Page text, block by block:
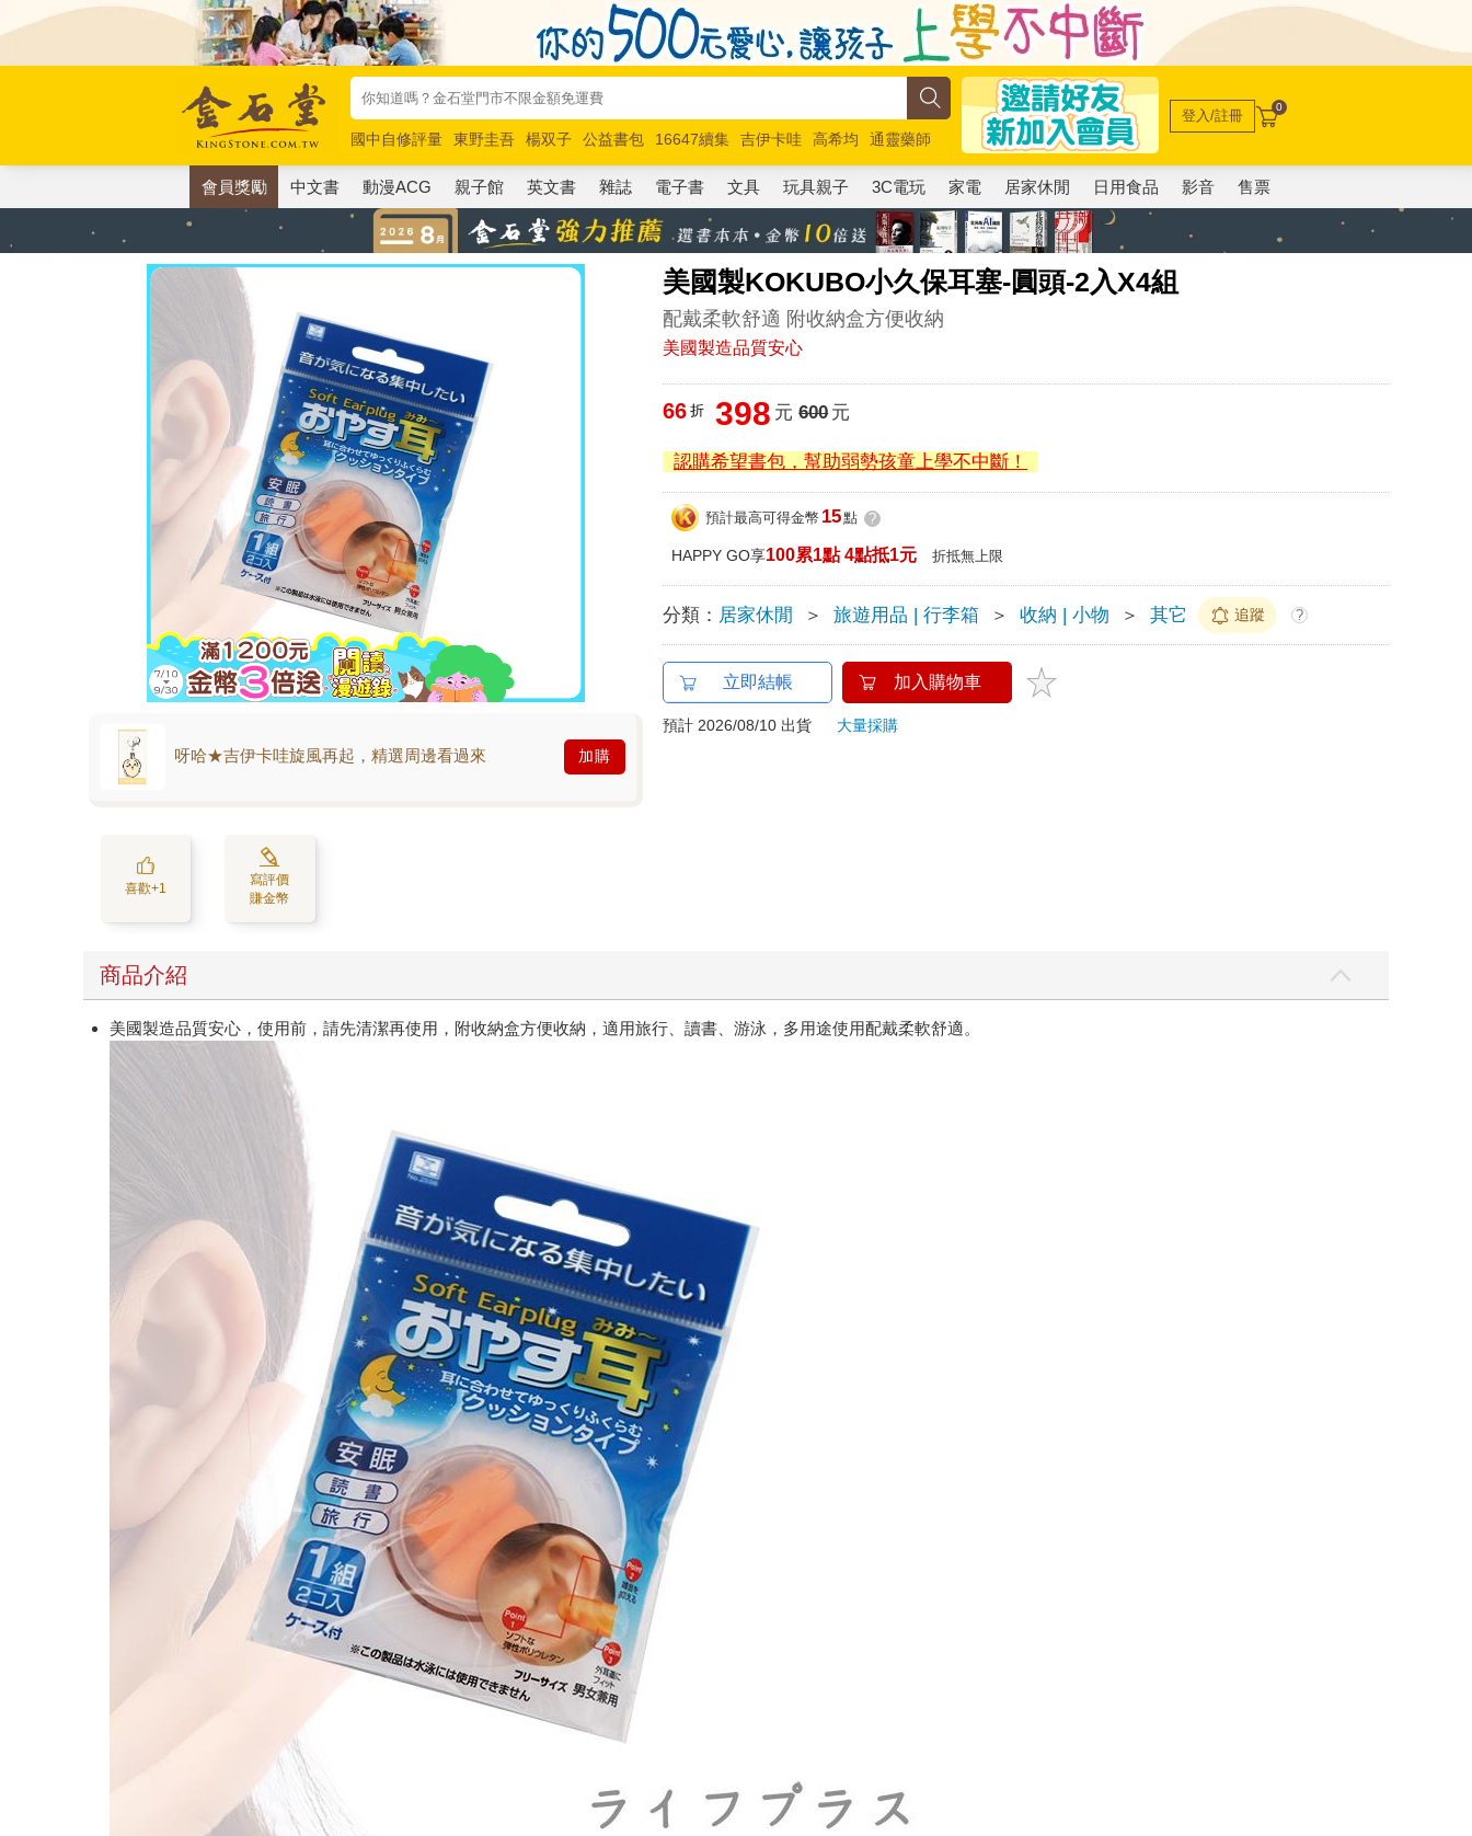
國中自修評量 東野圭吾 楊双子 公益書包 16647續集 吉伊卡哇 高希均
通靈藥師
唯紅花綻放
奧德賽 路邊攤新作 馬斯克 玩具總動員5 超慢跑
登入/註冊 0
會員獎勵 中文書 動漫ACG 親子館 英文書 雜誌 電子書 文具 玩具親子 3C電玩 家電 居家休閒 日用食品 影音 售票
美國製KOKUBO小久保耳塞-圓頭-2入X4組
配戴柔軟舒適 附收納盒方便收納
美國製造品質安心
呀哈★吉伊卡哇旋風再起，精選周邊看過來 加購
喜歡+1
寫評價
賺金幣
66 折 398 元 600元
認購希望書包，幫助弱勢孩童上學不中斷！
預計最高可得金幣 15點 ?
HAPPY GO享100累1點 4點抵1元 折抵無上限
分類： 居家休閒 ＞ 旅遊用品 | 行李箱 ＞ 收納 | 小物 ＞ 其它 追蹤 ?
立即結帳 加入購物車
預計 2026/08/10 出貨 大量採購
商品介紹
美國製造品質安心，使用前，請先清潔再使用，附收納盒方便收納，適用旅行、讀書、游泳，多用途使用配戴柔軟舒適。